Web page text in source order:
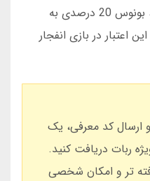
کند. کاربران فعال در 30 روز اول، بونوس 20 درصدی به
اعتبار در بازی انفجار
و ارسال کد معرفی، یک
ربات دریافت کنید.
تر و امکان شخصی